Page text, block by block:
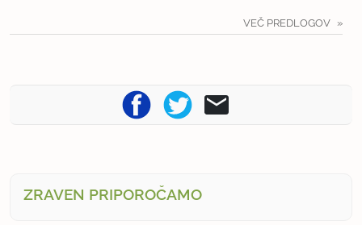
VEČ PREDLOGOV
ZRAVEN PRIPOROČAMO